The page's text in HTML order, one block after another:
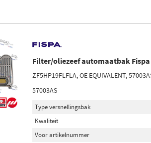
Filter/oliezeef automaatbak Fispa
ZF5HP19FLFLA, OE EQUIVALENT,
57003AS
Type versnellingsbak
Kwaliteit
Voor artikelnummer